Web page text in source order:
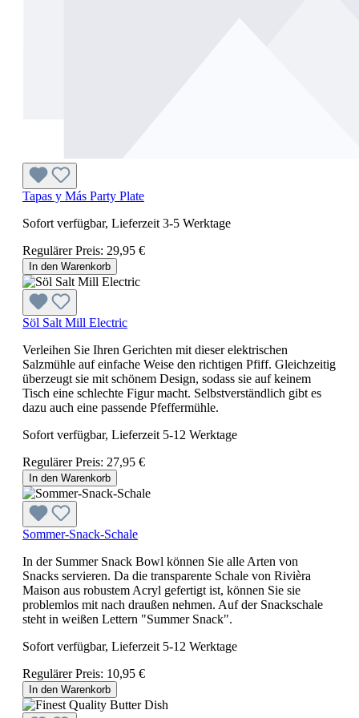
Tapas y Más Party Plate
Sofort verfügbar, Lieferzeit 3-5 Werktage
Regulärer Preis: 29,95 €
In den Warenkorb
Söl Salt Mill Electric
Verleihen Sie Ihren Gerichten mit dieser elektrischen
Salzmühle auf einfache Weise den richtigen Pfiff. Gleichzeitig
überzeugt sie mit schönem Design, sodass sie auf keinem
Tisch eine schlechte Figur macht. Selbstverständlich gibt es
dazu auch eine passende Pfeffermühle.
Sofort verfügbar, Lieferzeit 5-12 Werktage
Regulärer Preis: 27,95 €
In den Warenkorb
Sommer-Snack-Schale
In der Summer Snack Bowl können Sie alle Arten von
Snacks servieren. Da die transparente Schale von Rivièra
Maison aus robustem Acryl gefertigt ist, können Sie sie
problemlos mit nach draußen nehmen. Auf der Snackschale
steht in weißen Lettern "Summer Snack".
Sofort verfügbar, Lieferzeit 5-12 Werktage
Regulärer Preis: 10,95 €
In den Warenkorb